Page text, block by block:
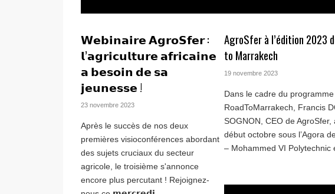
𝗪𝗲𝗯𝗶𝗻𝗮𝗶𝗿𝗲 𝗔𝗴𝗿𝗼𝗦𝗳𝗲𝗿 :
𝗹’𝗮𝗴𝗿𝗶𝗰𝘂𝗹𝘁𝘂𝗿𝗲 𝗮𝗳𝗿𝗶𝗰𝗮𝗶𝗻𝗲
𝗮 𝗯𝗲𝘀𝗼𝗶𝗻 𝗱𝗲 𝘀𝗮
𝗷𝗲𝘂𝗻𝗲𝘀𝘀𝗲 !
23 novembre 2023
Après le succès de nos deux
premières visioconférences abordant
des sujets cruciaux du secteur
agricole, le troisième s'annonce
encore plus percutant ! Rejoignez-
AgroSfer à l’édition 2023
to Marrakech
19 novembre 2023
Dans le cadre du programme
RoadToMarrakech, Francis
SOGNON, CEO de AgroSfer,
début octobre sous l’Agora
– Mohammed VI Polytechnic